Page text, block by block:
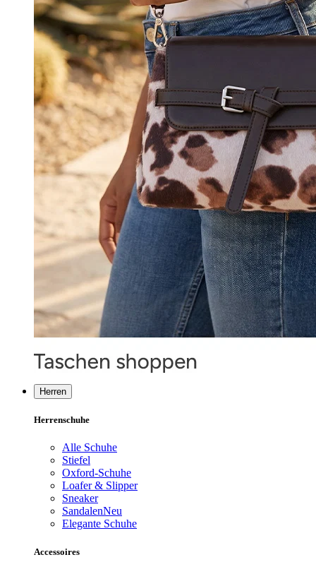
Herren
Herrenschuhe
Alle Schuhe
Stiefel
Oxford-Schuhe
Loafer & Slipper
Sneaker
SandalenNeu
Elegante Schuhe
Accessoires